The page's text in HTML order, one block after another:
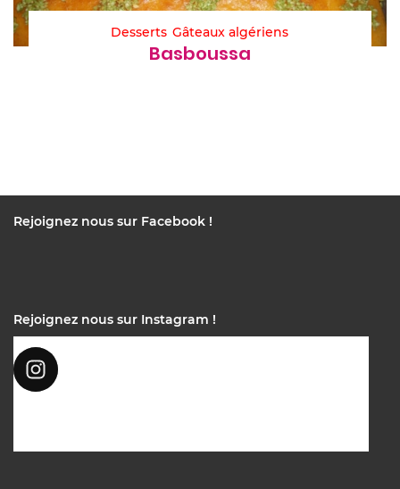
Desserts Gâteaux algériens
Basboussa
Rejoignez nous sur Facebook !
Rejoignez nous sur Instagram !